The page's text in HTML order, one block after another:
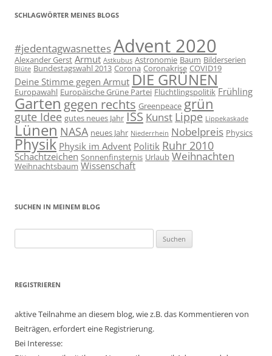
SCHLAGWÖRTER MEINES BLOGS
#jedentagwasnettesAdvent 2020
Alexander Gerst Armut Astkubus Astronomie Baum Bilderserien
Blüte Bundestagswahl 2013 Corona Coronakrise COVID19
Deine Stimme gegen Armut DIE GRÜNEN
Europawahl Europäische Grüne Partei Flüchtlingspolitik Frühling
Garten gegen rechts Greenpeace grün
gute Idee gutes neues Jahr ISS Kunst Lippe Lippekaskade
Lünen NASA neues Jahr Niederrhein Nobelpreis Physics
Physik Physik im Advent Politik Ruhr 2010
Schachtzeichen Sonnenfinsternis Urlaub Weihnachten
Weihnachtsbaum Wissenschaft
SUCHEN IN MEINEM BLOG
nach:
REGISTRIEREN
aktive Teilnahme an diesem blog, wie z.B. das Kommentieren von
Beiträgen, erfordert eine Registrierung.
Bei Interesse: